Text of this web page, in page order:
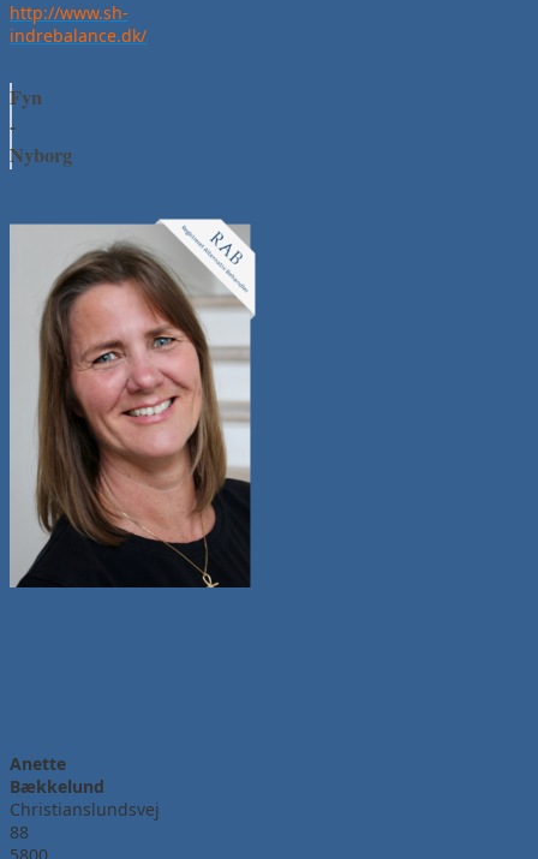
http://www.sh-
indrebalance.dk/
Fyn
-
Nyborg
Anette
Bækkelund
Christianslundsvej
88